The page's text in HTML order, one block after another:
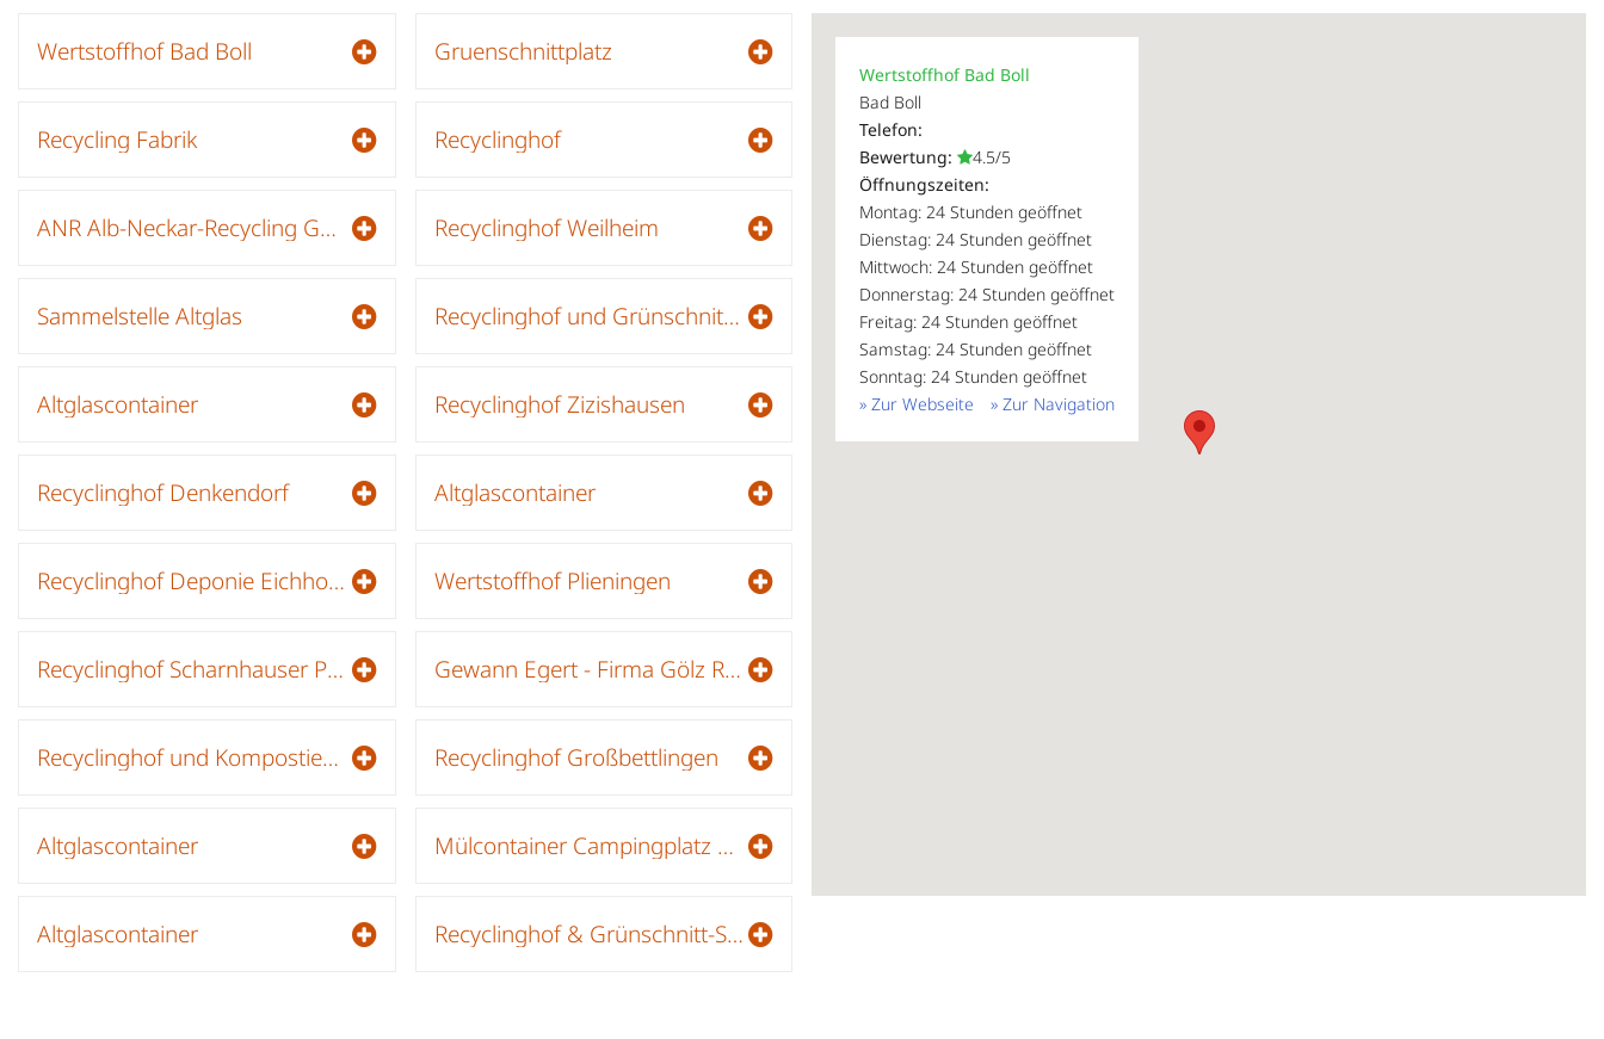
Wertstoffhof Bad Boll
Recycling Fabrik
ANR Alb-Neckar-Recycling GmbH
Sammelstelle Altglas
Altglascontainer
Recyclinghof Denkendorf
Recyclinghof Deponie Eichholz Filderstadt
Recyclinghof Scharnhauser Park
Recyclinghof und Kompostierungsanlage
Altglascontainer
Altglascontainer
Gruenschnittplatz
Recyclinghof
Recyclinghof Weilheim
Recyclinghof und Grünschnitt-Sammelplatz Neuhausen
Recyclinghof Zizishausen
Altglascontainer
Wertstoffhof Plieningen
Gewann Egert - Firma Gölz Recycling und Containerdienst - Lagerplatz - Holzhackschnitzelanlage
Recyclinghof Großbettlingen
Mülcontainer Campingplatz Pfählhof
Recyclinghof & Grünschnitt-Sammelplatz
Wertstoffhof Bad Boll
Bad Boll
Telefon:
Bewertung:
4.5/5
Öffnungszeiten:
Montag: 24 Stunden geöffnet
Dienstag: 24 Stunden geöffnet
Mittwoch: 24 Stunden geöffnet
Donnerstag: 24 Stunden geöffnet
Freitag: 24 Stunden geöffnet
Samstag: 24 Stunden geöffnet
Sonntag: 24 Stunden geöffnet
» Zur Navigation
» Zur Webseite